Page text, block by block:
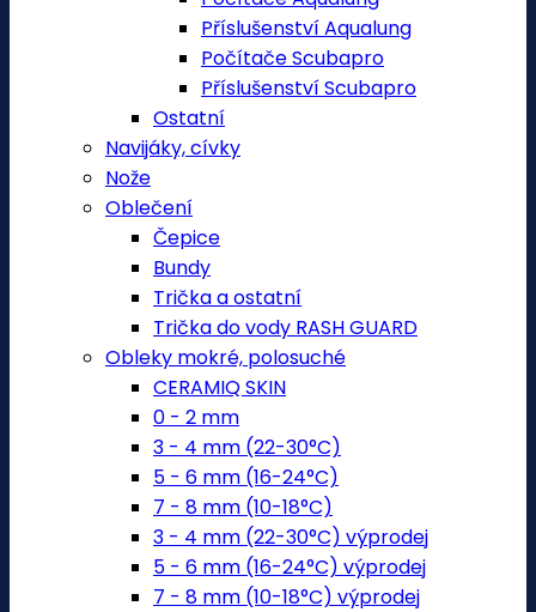
Příslušenství Aqualung
Počítače Scubapro
Příslušenství Scubapro
Ostatní
Navijáky, cívky
Nože
Oblečení
Čepice
Bundy
Trička a ostatní
Trička do vody RASH GUARD
Obleky mokré, polosuché
CERAMIQ SKIN
0 - 2 mm
3 - 4 mm (22-30°C)
5 - 6 mm (16-24°C)
7 - 8 mm (10-18°C)
3 - 4 mm (22-30°C) výprodej
5 - 6 mm (16-24°C) výprodej
7 - 8 mm (10-18°C) výprodej